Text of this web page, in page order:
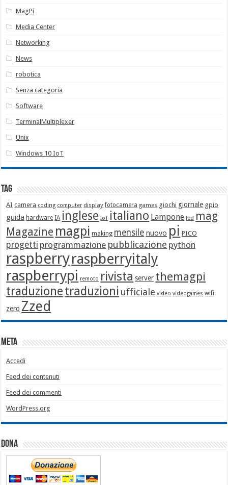
MagPi
Media Center
Networking
News
robotica
Senza categoria
Software
TerminalMultiplexer
Unix
Windows 10 IoT
Tag
AI camera coding computer display fotocamera games giochi giornale gpio
guida hardware IA inglese IoT italiano Lampone led mag
Magazine magpi making mensile nuovo pi PICO
progetti programmazione pubblicazione python
raspberryraspberryitaly
raspberrypi remoto rivista server themagpi
traduzionetraduzioni ufficiale video videogames wifi
zero Zzed
Meta
Accedi
Feed dei contenuti
Feed dei commenti
WordPress.org
Dona